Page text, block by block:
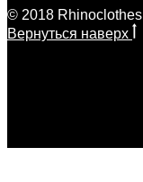
© 2018 Rhinoclothes
Вернуться наверх